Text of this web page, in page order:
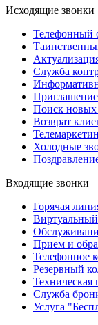
Исходящие звонки
Телефонный
Служба
Поиск новых
Возврат
Холодные
Входящие звонки
Горячая
Виртуальный
Прием и
Телефонное
Резервный
Техническая
Служба
Услуга